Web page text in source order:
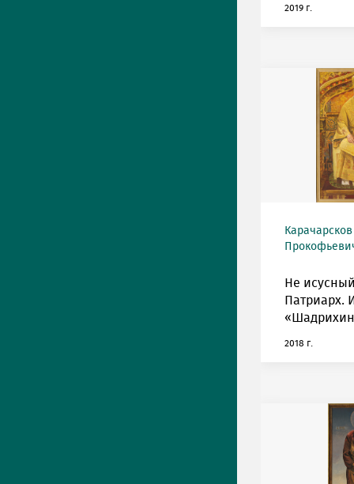
2019 г.
Не
Патриарх.
2018 г.